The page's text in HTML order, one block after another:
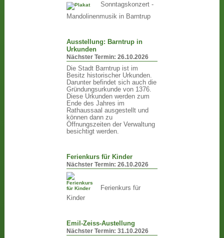
Sonntagskonzert -
Mandolinenmusik in Barntrup
Ausstellung: Barntrup in
Urkunden
Nächster Termin: 26.10.2026
Die Stadt Barntrup ist im
Besitz historischer Urkunden.
Darunter befindet sich auch die
Gründungsurkunde von 1376.
Diese Urkunden werden zum
Ende des Jahres im
Rathaussaal ausgestellt und
können dann zu
Öffnungszeiten der Verwaltung
besichtigt werden.
Ferienkurs für Kinder
Nächster Termin: 26.10.2026
Ferienkurs für
Kinder
Emil-Zeiss-Austellung
Nächster Termin: 31.10.2026